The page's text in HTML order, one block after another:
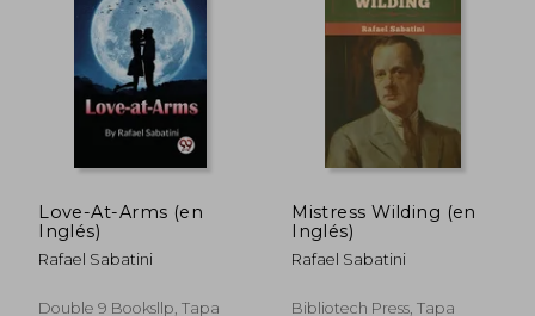
Love-At-Arms (en
Inglés)
Rafael Sabatini
Double 9 Booksllp, Tapa
Mistress Wilding (en
Inglés)
Rafael Sabatini
Bibliotech Press, Tapa